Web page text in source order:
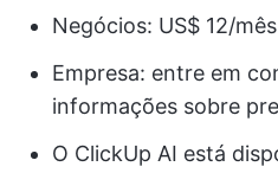
Negócios: US$ 12/
Empresa: entre em
informações sobre
O ClickUp AI está